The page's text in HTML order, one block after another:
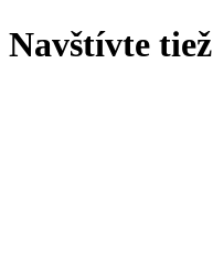
Navštívte tiež